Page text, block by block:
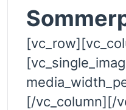
[/vc_column][/